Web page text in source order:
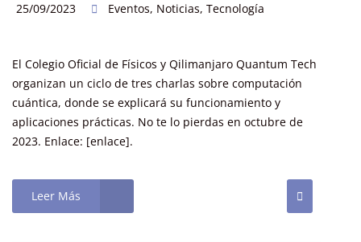
25/09/2023 Eventos, Noticias, Tecnología
El Colegio Oficial de Físicos y Qilimanjaro Quantum Tech
organizan un ciclo de tres charlas sobre computación
cuántica, donde se explicará su funcionamiento y
aplicaciones prácticas. No te lo pierdas en octubre de
2023. Enlace: [enlace].
Leer Más